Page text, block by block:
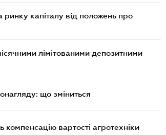
ринку капіталу від положень про
лімітованими депозитними
що зміниться
вартості агротехніки